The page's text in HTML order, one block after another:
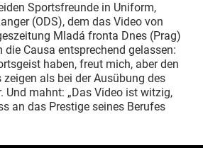
Sportsfreunde in Uniform,
(ODS), dem das Video von
Mladá fronta Dnes (Prag)
die Causa entsprechend gelassen:
haben, freut mich, aber den
als bei der Ausübung des
Und mahnt: „Das Video ist witzig,
an das Prestige seines Berufes